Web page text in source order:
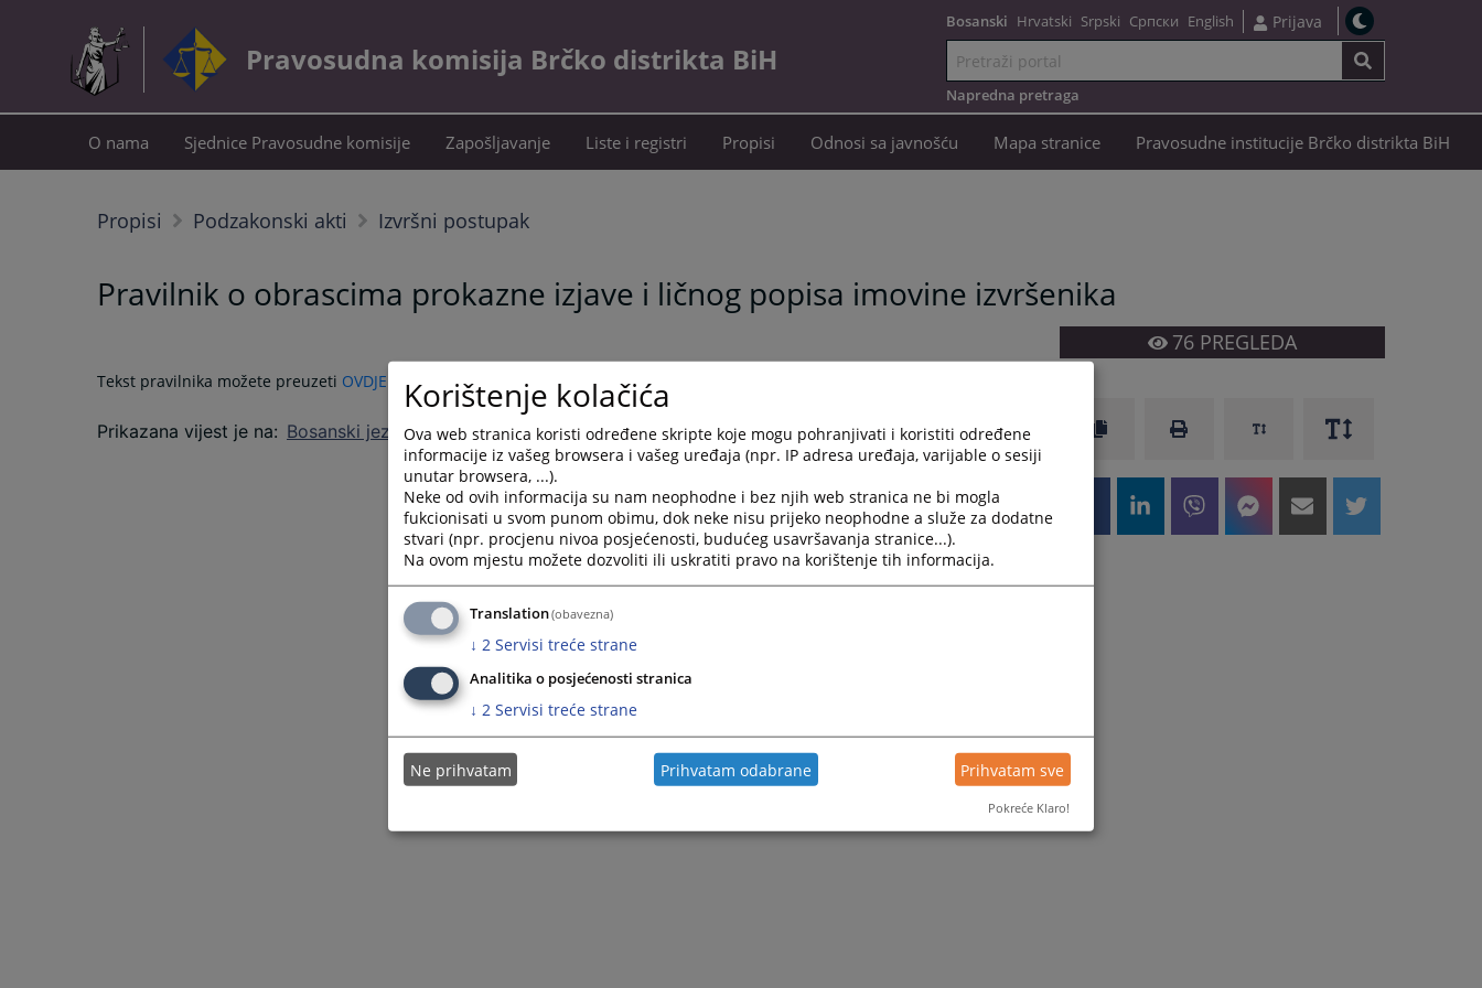
Pravosudna komisija Brčko distrikta BiH
sadržaj
Bosanski Hrvatski Srpski Српски English Prijava
Napredna pretraga
O nama Sjednice Pravosudne komisije Zapošljavanje Liste i registri Propisi Odnosi sa javnošću Mapa stranice Pravosudne institucije Brčko distrikta BiH
Propisi Podzakonski akti Izvršni postupak
Pravilnik o obrascima prokazne izjave i ličnog popisa imovine izvršenika
Tekst pravilnika možete preuzeti OVDJE
Prikazana vijest je na: Bosanski jezik
76PREGLEDA
Korištenje kolačića
Ova web stranica koristi određene skripte koje mogu pohranjivati i koristiti određene
informacije iz vašeg browsera i vašeg uređaja (npr. IP adresa uređaja, varijable o sesiji
unutar browsera, ...).
Neke od ovih informacija su nam neophodne i bez njih web stranica ne bi mogla
fukcionisati u svom punom obimu, dok neke nisu prijeko neophodne a služe za dodatne
stvari (npr. procjenu nivoa posjećenosti, budućeg usavršavanja stranice...).
Na ovom mjestu možete dozvoliti ili uskratiti pravo na korištenje tih informacija.
Translation(obavezna)
↓ 2 Servisi treće strane
Analitika o posjećenosti stranica
↓ 2 Servisi treće strane
Ne prihvatam Prihvatam odabrane Prihvatam sve
Pokreće Klaro!